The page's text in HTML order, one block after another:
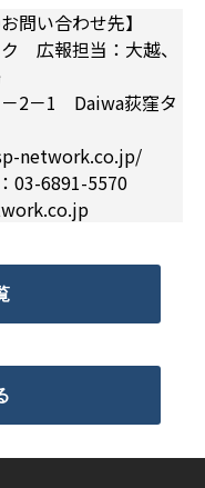
問い合わせ先】
広報担当：大越、
2－1 Daiwa荻窪タ
network.co.jp/
03-6891-5570